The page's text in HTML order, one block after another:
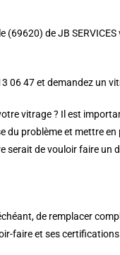
de JB
06 47 et demandez un
vitrage ? Il est
du problème et mettre
serait de vouloir faire
de remplacer
faire et ses